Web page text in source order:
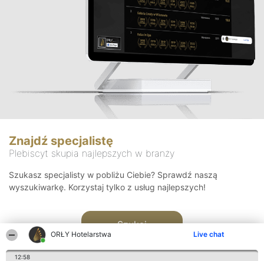
ORŁY Hotelarstwa Live chat
12:58
Znajdź specjalistę
Plebiscyt skupia najlepszych w branży
Szukasz specjalisty w pobliżu Ciebie? Sprawdź naszą
wyszukiwarkę. Korzystaj tylko z usług najlepszych!
Szukaj